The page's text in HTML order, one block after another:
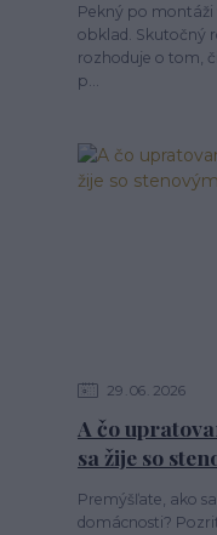
Pekný po
obklad. Skutočný
rozhoduje o tom,
p...
29 06 2026
A čo
sa žije so
Premýšľate, ako
domácnosti?